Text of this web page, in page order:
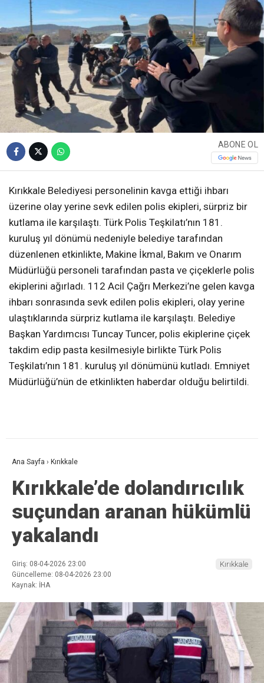
ABONE OL
Kırıkkale Belediyesi personelinin kavga ettiği ihbarı
üzerine olay yerine sevk edilen polis ekipleri, sürpriz bir
kutlama ile karşılaştı. Türk Polis Teşkilatı’nın 181.
kuruluş yıl dönümü nedeniyle belediye tarafından
düzenlenen etkinlikte, Makine İkmal, Bakım ve Onarım
Müdürlüğü personeli tarafından pasta ve çiçeklerle polis
ekiplerini ağırladı. 112 Acil Çağrı Merkezi’ne gelen kavga
ihbarı sonrasında sevk edilen polis ekipleri, olay yerine
ulaştıklarında sürpriz kutlama ile karşılaştı. Belediye
Başkan Yardımcısı Tuncay Tuncer, polis ekiplerine çiçek
takdim edip pasta kesilmesiyle birlikte Türk Polis
Teşkilatı’nın 181. kuruluş yıl dönümünü kutladı. Emniyet
Müdürlüğü’nün de etkinlikten haberdar olduğu belirtildi.
Ana Sayfa › Kırıkkale
Kırıkkale’de dolandırıcılık
suçundan aranan hükümlü
yakalandı
Giriş: 08-04-2026 23:00
Güncelleme: 08-04-2026 23:00
Kaynak: İHA
Kırıkkale